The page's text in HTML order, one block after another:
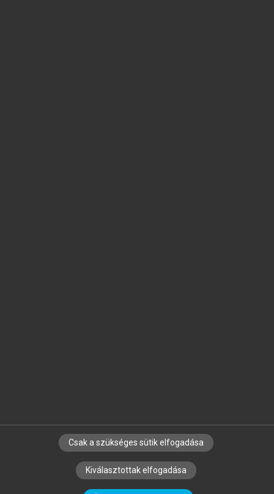
SZERZŐKNEK CÉGEKNEK KÖNYVTÁROSOKNAK
SZERKESZTÉSI ÉS LEKTORÁLÁSI ALAPELVEK
Csak a szükséges sütik elfogadása
Kiválasztottak elfogadása